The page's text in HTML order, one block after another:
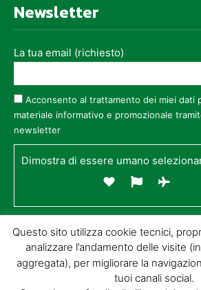
Newsletter
La tua email (richiesto)
Acconsento al trattamento dei miei dati
materiale informativo e promozionale
newsletter
Dimostra di essere umano
Questo sito utilizza cookie tecnici,
analizzare l’andamento delle visite
aggregata), per migliorare la
tuoi canali social.